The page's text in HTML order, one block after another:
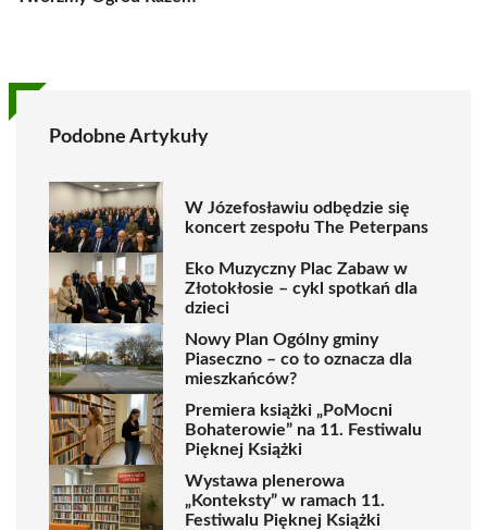
Podobne Artykuły
W Józefosławiu odbędzie się
koncert zespołu The Peterpans
Eko Muzyczny Plac Zabaw w
Złotokłosie – cykl spotkań dla
dzieci
Nowy Plan Ogólny gminy
Piaseczno – co to oznacza dla
mieszkańców?
Premiera książki „PoMocni
Bohaterowie” na 11. Festiwalu
Pięknej Książki
Wystawa plenerowa
„Konteksty” w ramach 11.
Festiwalu Pięknej Książki